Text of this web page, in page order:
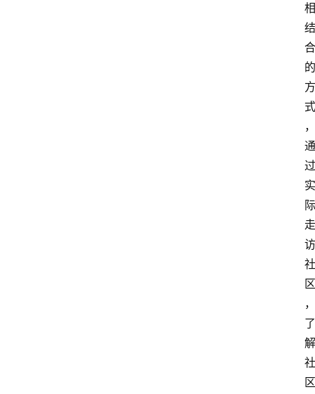
相
结
合
的
方
式
，
通
过
实
际
走
访
社
区
，
了
解
社
区